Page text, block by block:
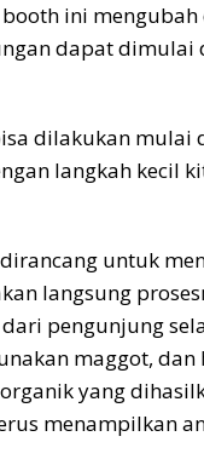
ini
dapat dimulai
dilakukan
langkah kecil
untuk
langsung
pengunjung
maggot,
yang
menampilkan